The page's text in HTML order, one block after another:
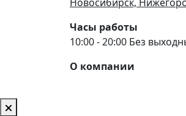
Часы работы
10:00 - 20:00 Без
О компании